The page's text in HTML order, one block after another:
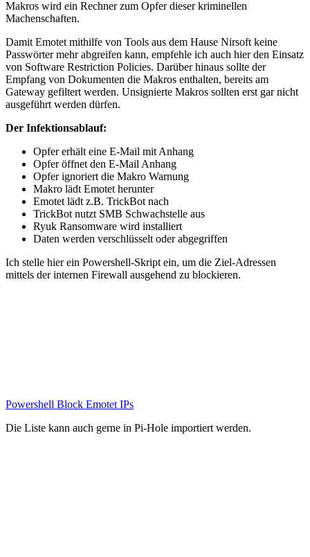
Makros wird ein Rechner zum Opfer dieser kriminellen
Machenschaften.
Damit Emotet mithilfe von Tools aus dem Hause Nirsoft keine
Passwörter mehr abgreifen kann, empfehle ich auch hier den Einsatz
von Software Restriction Policies. Darüber hinaus sollte der
Empfang von Dokumenten die Makros enthalten, bereits am
Gateway gefiltert werden. Unsignierte Makros sollten erst gar nicht
ausgeführt werden dürfen.
Der Infektionsablauf:
Opfer erhält eine E-Mail mit Anhang
Opfer öffnet den E-Mail Anhang
Opfer ignoriert die Makro Warnung
Makro lädt Emotet herunter
Emotet lädt z.B. TrickBot nach
TrickBot nutzt SMB Schwachstelle aus
Ryuk Ransomware wird installiert
Daten werden verschlüsselt oder abgegriffen
Ich stelle hier ein Powershell-Skript ein, um die Ziel-Adressen
mittels der internen Firewall ausgehend zu blockieren.
Powershell Block Emotet IPs
Die Liste kann auch gerne in Pi-Hole importiert werden.